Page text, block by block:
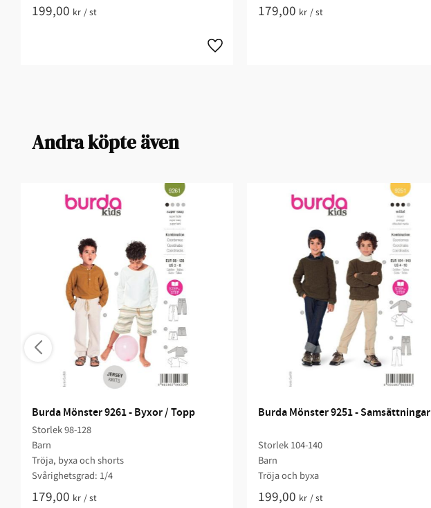
199,00 kr /st 179,00 kr /st
Andra köpte även
Burda Mönster 9261 - Byxor / Topp
Storlek 98-128
Barn
Tröja, byxa och shorts
Svårighetsgrad: 1/4​
179,00 kr /st
Burda Mönster 9251 - Samsättningar
Storlek 104-140
Barn
Tröja och byxa
199,00 kr /st